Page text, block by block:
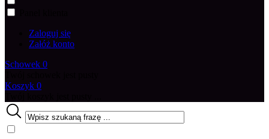
Zaloguj się
Załóż konto
Schowek 0
Koszyk 0